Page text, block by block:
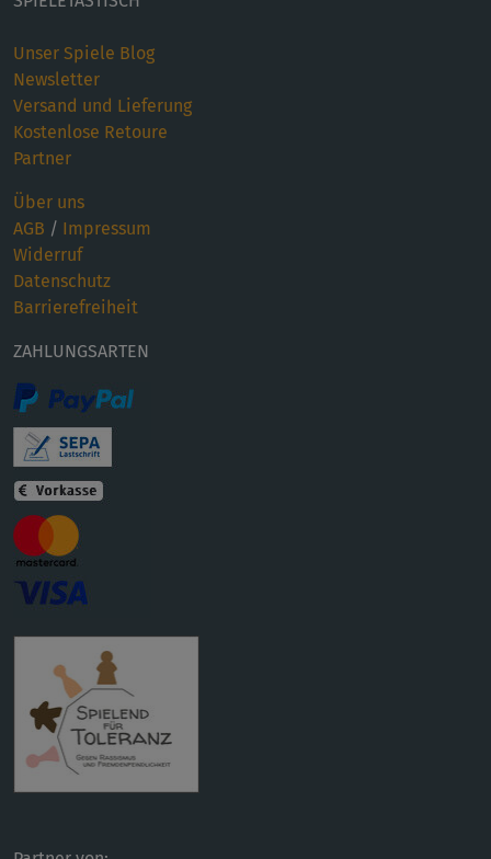
Unser Spiele Blog
Newsletter
Versand und Lieferung
Kostenlose Retoure
Partner
Über uns
AGB / Impressum
Widerruf
Datenschutz
Barrierefreiheit
ZAHLUNGSARTEN